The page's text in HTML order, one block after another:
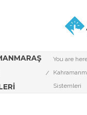
You are
Sistemleri